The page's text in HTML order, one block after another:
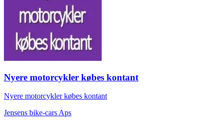
Nyere motorcykler købes kontant
Nyere motorcykler købes kontant
Jensens bike-cars Aps